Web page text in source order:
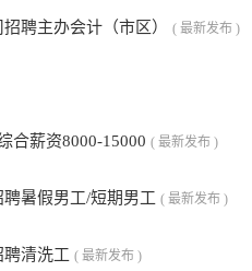
聘主办会计（市区） ( 最新发布 )
合薪资8000-15000 ( 最新发布 )
暑假男工/短期男工 ( 最新发布 )
清洗工 ( 最新发布 )